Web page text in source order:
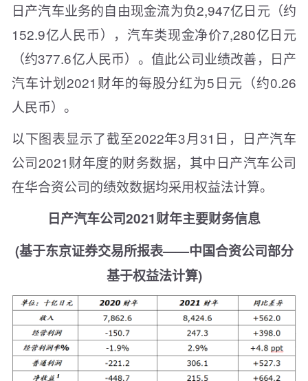
日产汽车业务的自由现金流为负2,947亿日元（约
152.9亿人民币），汽车类现金净价7,280亿日元
（约377.6亿人民币）。值此公司业绩改善，日产
汽车计划2021财年的每股分红为5日元（约0.26
人民币）。
以下图表显示了截至2022年3月31日，日产汽车
公司2021财年度的财务数据，其中日产汽车公司
在华合资公司的绩效数据均采用权益法计算。
日产汽车公司2021财年主要财务信息
(基于东京证券交易所报表——中国合资公司部分
基于权益法计算)